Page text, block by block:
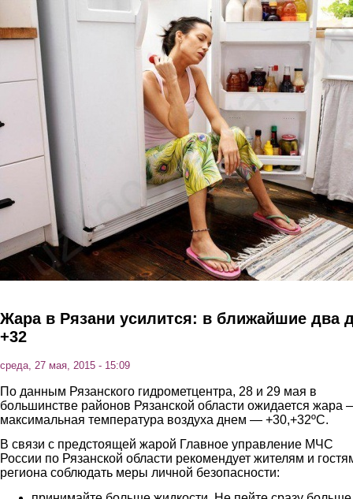
Перейти к основному содержанию
Жара в Рязани усилится: в ближайшие два
+32
среда, 27 мая, 2015 - 15:09
По данным Рязанского гидрометцентра, 28 и 29 мая в
большинстве районов Рязанской области ожидается жара
максимальная температура воздуха днем — +30,+32ºС.
В связи с предстоящей жарой Главное управление МЧС
России по Рязанской области рекомендует жителям и
региона соблюдать меры личной безопасности: